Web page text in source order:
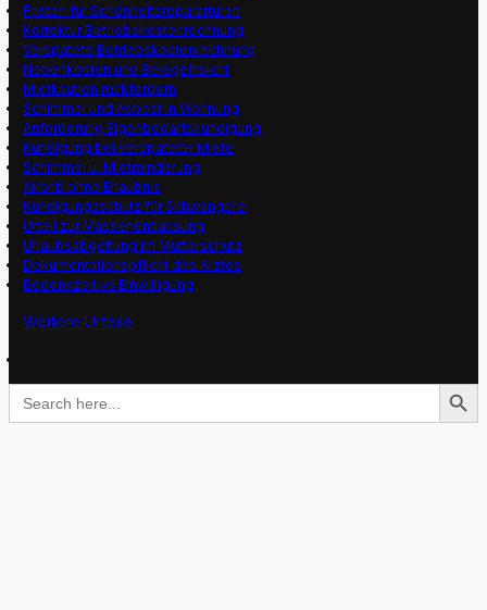
Fristen für Schönheitsrepararturen
Korrektur Betriebskostenrechnung
Verspätete Betriebskostenrechnung
Nebenkosten und Belegeinsicht
Mietkaution rückfordern
Schimmel und Asbest in Wohnung
Anforderung Eigenbedarfskündigung
Kündigung bei verspäteter Miete
Schimmel u. Mietminderung
Airbnb ohne Erlaubnis
Kündigungsschutz für Schwangere
Urteil zur Massenentlassung
Urlaubsabgeltung im Mutterschutz
Dokumentationspflicht des Arztes
Bedenkzeit vs Einwilligung
Weitere Urteile
Search
for:
Search Button